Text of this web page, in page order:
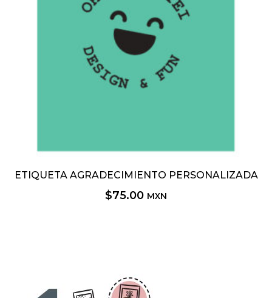
7
ETIQUETA AGRADECIMIENTO PERSONALIZADA
$75.00 MXN